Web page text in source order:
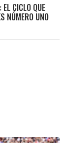
CICLO QUE
NÚMERO UNO